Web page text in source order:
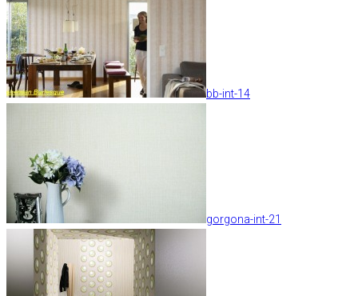
bb-int-14
gorgona-int-21